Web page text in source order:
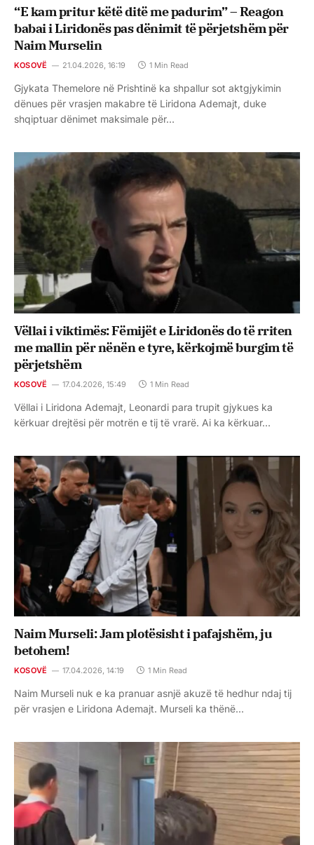
“E kam pritur këtë ditë me padurim” – Reagon
babai i Liridonës pas dënimit të përjetshëm për
Naim Murselin
KOSOVË 21.04.2026, 16:19 1 Min Read
Gjykata Themelore në Prishtinë ka shpallur sot aktgjykimin
dënues për vrasjen makabre të Liridona Ademajt, duke
shqiptuar dënimet maksimale për…
Vëllai i viktimës: Fëmijët e Liridonës do të rriten
me mallin për nënën e tyre, kërkojmë burgim të
përjetshëm
KOSOVË 17.04.2026, 15:49 1 Min Read
Vëllai i Liridona Ademajt, Leonardi para trupit gjykues ka
kërkuar drejtësi për motrën e tij të vrarë. Ai ka kërkuar…
Naim Murseli: Jam plotësisht i pafajshëm, ju
betohem!
KOSOVË 17.04.2026, 14:19 1 Min Read
Naim Murseli nuk e ka pranuar asnjë akuzë të hedhur ndaj tij
për vrasjen e Liridona Ademajt. Murseli ka thënë…